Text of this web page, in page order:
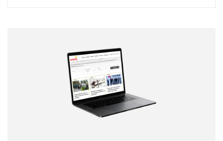
Correo electrónico
Tipo de comentario